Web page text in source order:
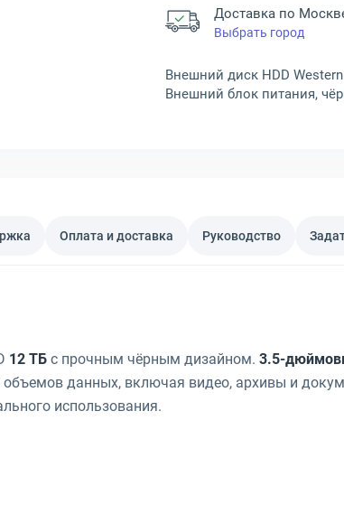
Доставка по
Выбрать город
Внешний диск HDD Western
Внешний блок питания,
Оплата и доставка Руководство
12 ТБ с прочным чёрным дизайном. 3.5-
данных, включая видео, архивы и
использования.